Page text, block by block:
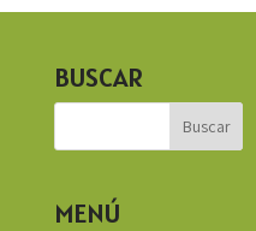
BUSCAR
MENÚ